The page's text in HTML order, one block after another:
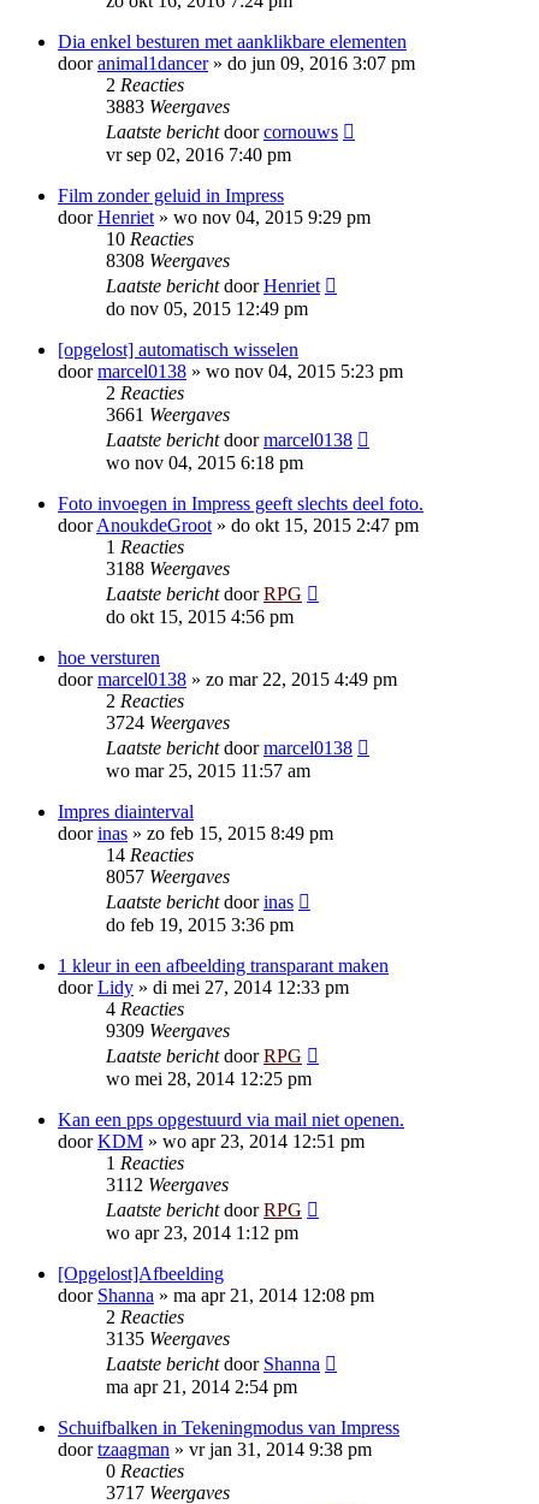
Dia enkel besturen met aanklikbare elementen
dooranimal1dancer» do jun 09, 2016 3:07 pm
2 Reacties
3883 Weergaves
Laatste berichtdoorcornouws
vr sep 02, 2016 7:40 pm
Film zonder geluid in Impress
doorHenriet » wo nov 04, 2015 9:29 pm
10 Reacties
8308 Weergaves
Laatste berichtdoorHenriet
do nov 05, 2015 12:49 pm
[opgelost] automatisch wisselen
doormarcel0138 » wo nov 04, 2015 5:23 pm
2 Reacties
3661 Weergaves
Laatste berichtdoormarcel0138
wo nov 04, 2015 6:18 pm
Foto invoegen in Impress geeft slechts deel foto.
doorAnoukdeGroot » do okt 15, 2015 2:47 pm
1 Reacties
3188 Weergaves
Laatste berichtdoorRPG
do okt 15, 2015 4:56 pm
hoe versturen
doormarcel0138 » zo mar 22, 2015 4:49 pm
2 Reacties
3724 Weergaves
Laatste berichtdoormarcel0138
wo mar 25, 2015 11:57 am
Impres diainterval
doorinas » zo feb 15, 2015 8:49 pm
14 Reacties
8057 Weergaves
Laatste berichtdoorinas
do feb 19, 2015 3:36 pm
1 kleur in een afbeelding transparant maken
doorLidy » di mei 27, 2014 12:33 pm
4 Reacties
9309 Weergaves
Laatste berichtdoorRPG
wo mei 28, 2014 12:25 pm
Kan een pps opgestuurd via mail niet openen.
doorKDM » wo apr 23, 2014 12:51 pm
1 Reacties
3112 Weergaves
Laatste berichtdoorRPG
wo apr 23, 2014 1:12 pm
[Opgelost]Afbeelding
door Shanna » ma apr 21, 2014 12:08 pm
2 Reacties
3135 Weergaves
Laatste berichtdoor Shanna
ma apr 21, 2014 2:54 pm
Schuifbalken in Tekeningmodus van Impress
doortzaagman » vr jan 31, 2014 9:38 pm
0 Reacties
3717 Weergaves